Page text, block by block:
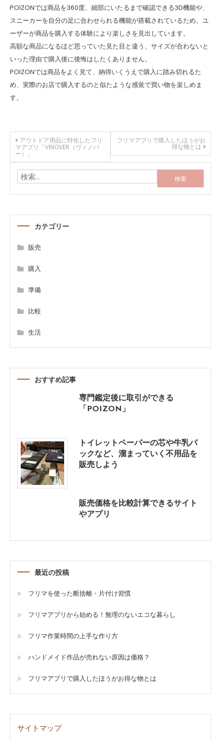
POIZONでは商品を360度、細部にいたるまで確認できる3D機能や、
スニーカーを自分の足に合わせられる機能が搭載されているため、ユ
ーザーが商品を購入する体験により楽しさを見出しています。
高額な商品になるほど思っていた見た目と違う、サイズが合わないと
いった理由で購入後に後悔はしたくありません。
POIZONでは商品をよく見て、納得いくうえで購入に踏み切れるた
め、実際のお店で購入するのと似たような感覚で買い物を楽しめま
す。
投
稿
ナ
ゲ
ー
シ
ョ
アウトドア用品に特化したフリ
マアプリ「VINOVER（ヴィノバ
ー）」
フリマアプリで購入したほうがお
得な物とは
索:
カテゴリー
販売
購入
準備
比較
生活
おすすめ記事
専門鑑定後に取引ができる
「POIZON」
トイレットペーパーの芯や牛乳パ
ックなど、溜まっていく不用品を
販売しよう
販売価格を比較計算できるサイト
やアプリ
最近の投稿
フリマを使った断捨離・片付け習慣
フリマアプリから始める！無理のないエコな暮らし
フリマ作業時間の上手な作り方
ハンドメイド作品が売れない原因は価格？
フリマアプリで購入したほうがお得な物とは
サイトマップ